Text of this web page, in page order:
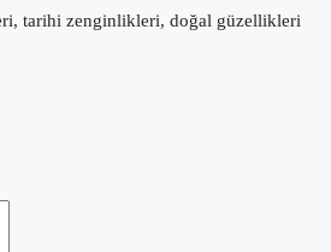
tarihi zenginlikleri, doğal güzellikleri